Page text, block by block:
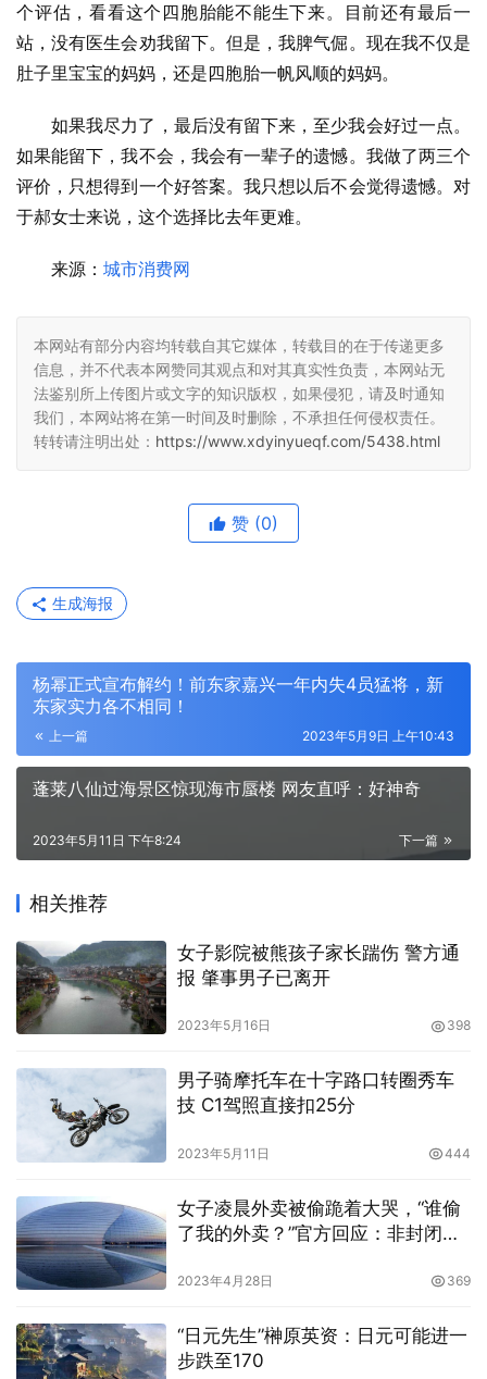
个评估，看看这个四胞胎能不能生下来。目前还有最后一
站，没有医生会劝我留下。但是，我脾气倔。现在我不仅是
肚子里宝宝的妈妈，还是四胞胎一帆风顺的妈妈。
如果我尽力了，最后没有留下来，至少我会好过一点。
如果能留下，我不会，我会有一辈子的遗憾。我做了两三个
评价，只想得到一个好答案。我只想以后不会觉得遗憾。对
于郝女士来说，这个选择比去年更难。
来源： 城市消费网
本网站有部分内容均转载自其它媒体，转载目的在于传递更多
信息，并不代表本网赞同其观点和对其真实性负责，本网站无
法鉴别所上传图片或文字的知识版权，如果侵犯，请及时通知
我们，本网站将在第一时间及时删除，不承担任何侵权责任。
转转请注明出处： https://www.xdyinyueqf.com/5438.html
赞 (0)
生成海报
杨幂正式宣布解约！前东家嘉兴一年内失4员猛将，新
东家实力各不相同！
上一篇 2023年5月9日 上午10:43
蓬莱八仙过海景区惊现海市蜃楼 网友直呼：好神奇
下一篇
2023年5月11日 下午8:24
相关推荐
女子影院被熊孩子家长踹伤 警方通
报 肇事男子已离开
2023年5月16日 398
男子骑摩托车在十字路口转圈秀车
技 C1驾照直接扣25分
2023年5月11日 444
女子凌晨外卖被偷跪着大哭，“谁偷
了我的外卖？”官方回应：非封闭小
2023年4月28日 369
“日元先生”榊原英资：日元可能进一
步跌至170